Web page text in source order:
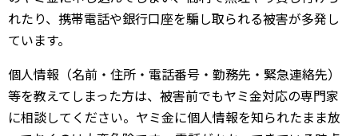
れたり、携帯電話や銀行口座を騙し取られる被害が多発し
ています。
個人情報（名前・住所・電話番号・勤務先・緊急連絡先）
等を教えてしまった方は、被害前でもヤミ金対応の専門家
に相談してください。ヤミ金に個人情報を知られたまま放